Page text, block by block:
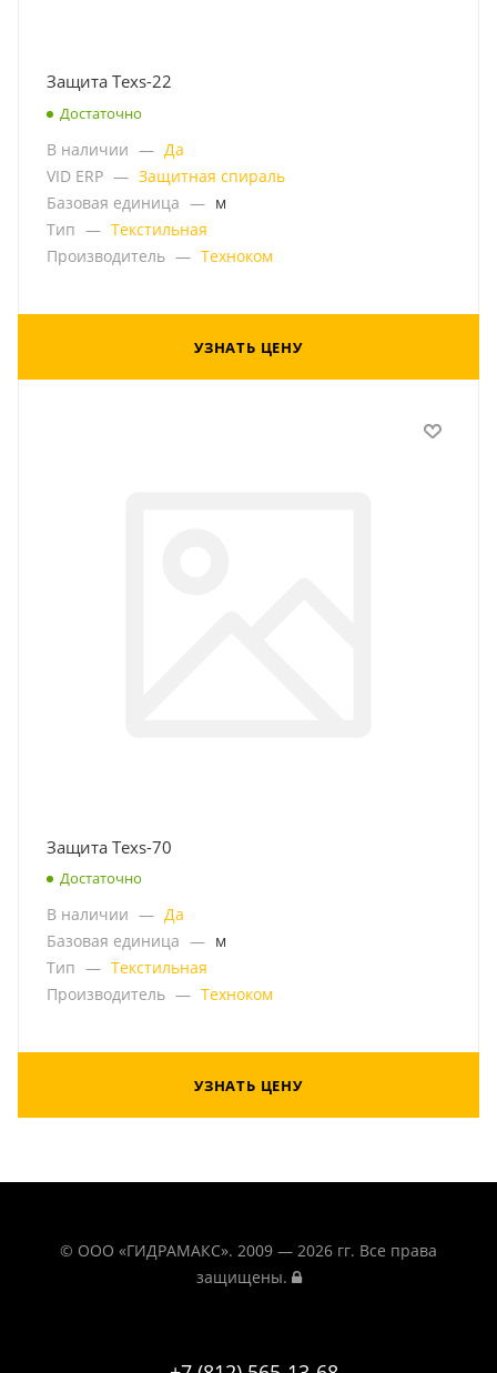
Защита Texs-22
Достаточно
В наличии — Да
VID ERP — Защитная спираль
Базовая единица — м
Тип — Текстильная
Производитель — Техноком
УЗНАТЬ ЦЕНУ
Защита Texs-70
Достаточно
В наличии — Да
Базовая единица — м
Тип — Текстильная
Производитель — Техноком
УЗНАТЬ ЦЕНУ
© ООО «ГИДРАМАКС». 2009 — 2026 гг. Все права
защищены.